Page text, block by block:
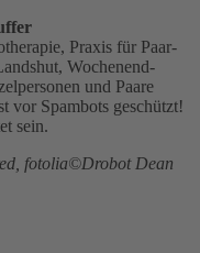
Praxis für Paar-
Wochenend-
und Paare
vor Spambots geschützt!
sein.
fotolia©Drobot Dean